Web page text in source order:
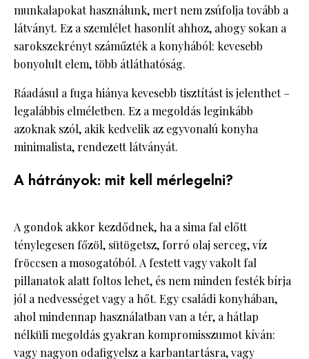
munkalapokat használunk, mert nem zsúfolja tovább a
látványt. Ez a szemlélet hasonlít ahhoz, ahogy sokan a
sarokszekrényt száműzték a konyhából: kevesebb
bonyolult elem, több átláthatóság.
Ráadásul a fuga hiánya kevesebb tisztítást is jelenthet –
legalábbis elméletben. Ez a megoldás leginkább
azoknak szól, akik kedvelik az egyvonalú konyha
minimalista, rendezett látványát.
A hátrányok: mit kell mérlegelni?
A gondok akkor kezdődnek, ha a sima fal előtt
ténylegesen főzöl, sütögetsz, forró olaj serceg, víz
fröccsen a mosogatóból. A festett vagy vakolt fal
pillanatok alatt foltos lehet, és nem minden festék bírja
jól a nedvességet vagy a hőt. Egy családi konyhában,
ahol mindennap használatban van a tér, a hátlap
nélküli megoldás gyakran kompromisszumot kíván:
vagy nagyon odafigyelsz a karbantartásra, vagy